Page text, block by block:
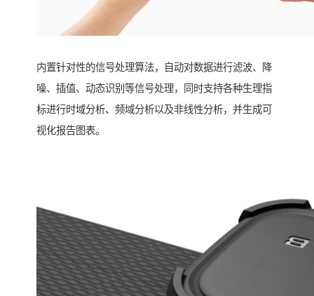
内置针对性的信号处理算法，自动对数据进行滤波、降
噪、插值、动态识别等信号处理，同时支持各种生理指
标进行时域分析、频域分析以及非线性分析，并生成可
视化报告图表。